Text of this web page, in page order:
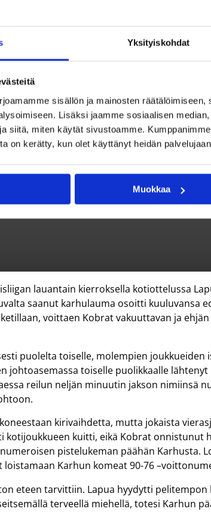
Yksityiskohdat
sisällön ja mainosten
Lisäksi jaamme sosiaalisen
siitä, miten käytät sivustoamme.
on kerätty, kun olet käyttänyt heidän
Muokkaa
lauantain kierroksella kotiottelussa
saanut karhulauma osoitti kuuluvansa
voittaen Kobrat vakuuttavan ja ehjän
puolelta toiselle, molempien joukkueiden
johtoasemassa toiselle puolikkaalle
reilun neljän minuutin jakson nimiinsä
kirivaihdetta, mutta jokaista
kotijoukkueen kuitti, eikä Kobrat onnistunut
pistelukeman päähän Karhusta.
Karhun komeat 90-76
eteen tarvittiin. Lapua hyydytti pelitempon
terveellä miehellä, totesi Karhun